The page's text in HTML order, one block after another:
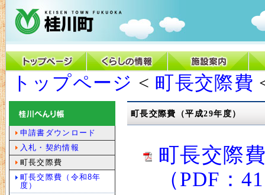
トップページ < 町長交際費
町長交際費（平成29年度）
町長交際
（PDF：
申請書ダウンロード
入札・契約情報
町長交際費
町長交際費（令和8年
度）